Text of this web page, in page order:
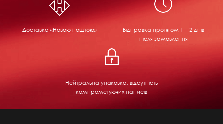
Доставка «Новою поштою» Відправка протягом 1 – 2 днів
після замовлення
Нейтральна упаковка, відсутність
компрометуючих написів